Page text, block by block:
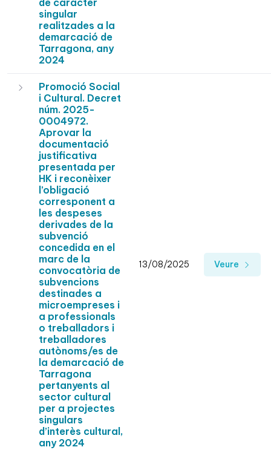
de caràcter
singular
realitzades a la
demarcació de
Tarragona, any
2024
Promoció Social
i Cultural. Decret
núm. 2025-
0004972.
Aprovar la
documentació
justificativa
presentada per
HK i reconèixer
l’obligació
corresponent a
les despeses
derivades de la
subvenció
concedida en el
marc de la
convocatòria de
subvencions
destinades a
microempreses i
a professionals
o treballadors i
treballadores
autònoms/es de
la demarcació de
Tarragona
pertanyents al
sector cultural
per a projectes
singulars
d’interès cultural,
any 2024
13/08/2025 Veure